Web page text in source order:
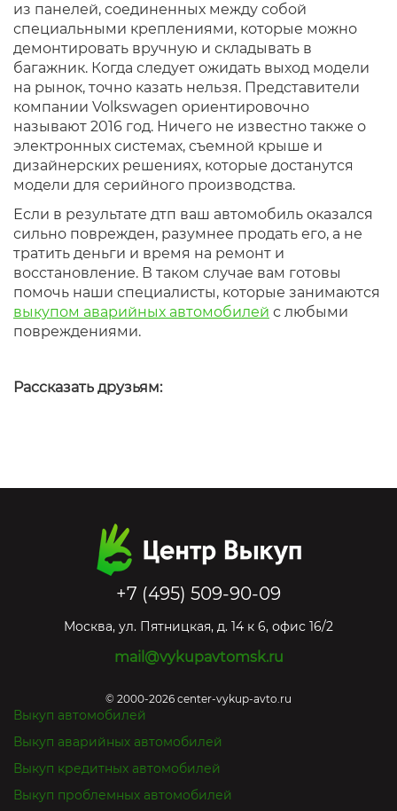
из панелей, соединенных между собой
специальными креплениями, которые можно
демонтировать вручную и складывать в
багажник. Когда следует ожидать выход модели
на рынок, точно казать нельзя. Представители
компании Volkswagen ориентировочно
называют 2016 год. Ничего не известно также о
электронных системах, съемной крыше и
дизайнерских решениях, которые достанутся
модели для серийного производства.
Если в результате дтп ваш автомобиль оказался
сильно поврежден, разумнее продать его, а не
тратить деньги и время на ремонт и
восстановление. В таком случае вам готовы
помочь наши специалисты, которые занимаются
выкупом аварийных автомобилей с любыми
повреждениями.
Рассказать друзьям:
+7 (495) 509-90-09
Москва, ул. Пятницкая, д. 14 к 6, офис 16/2
mail@vykupavtomsk.ru
© 2000-2026 center-vykup-avto.ru
Выкуп автомобилей
Выкуп аварийных автомобилей
Выкуп кредитных автомобилей
Выкуп проблемных автомобилей